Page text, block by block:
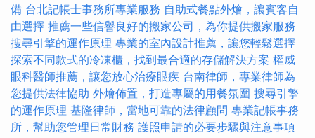
備 台北記帳士事務所專業服務 自助式餐點外燴，讓賓客自
由選擇 推薦一些信譽良好的搬家公司，為你提供搬家服務
搜尋引擎的運作原理 專業的室內設計推薦，讓您輕鬆選擇
探索不同款式的冷凍櫃，找到最合適的存儲解決方案 權威
眼科醫師推薦，讓您放心治療眼疾 台南律師，專業律師為
您提供法律協助 外燴佈置，打造專屬的用餐氛圍 搜尋引擎
的運作原理 基隆律師，當地可靠的法律顧問 專業記帳事務
所，幫助您管理日常財務 護照申請的必要步驟與注意事項